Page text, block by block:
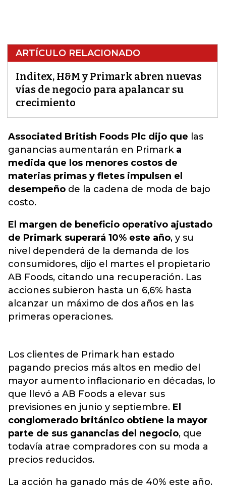
ARTÍCULO RELACIONADO
Inditex, H&M y Primark abren nuevas
vías de negocio para apalancar su
crecimiento
Associated British Foods Plc dijo que las
ganancias aumentarán en Primarka
medida que los menores costos de
materias primas y fletes impulsen el
desempeño de la cadena de moda de bajo
costo.
El margen de beneficio operativo ajustado
de Primark superará 10% este año, y su
nivel dependerá de la demanda de los
consumidores, dijo el martes el propietario
AB Foods, citando una recuperación. Las
acciones subieron hasta un 6,6% hasta
alcanzar un máximo de dos años en las
primeras operaciones.
Los clientes de Primark han estado
pagando precios más altos en medio del
mayor aumento inflacionario en décadas, lo
que llevó a AB Foods a elevar sus
previsiones en junio y septiembre. El
conglomerado británico obtiene la mayor
parte de sus ganancias del negocio, que
todavía atrae compradores con su moda a
precios reducidos.
La acción ha ganado más de 40% este año.